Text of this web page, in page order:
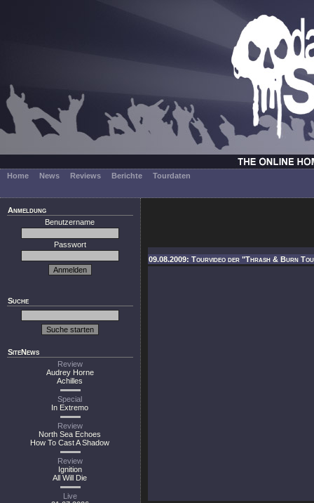
Home News Reviews Berichte Tourdaten
Anmeldung
Benutzername
Passwort
Suche
SiteNews
Review
Audrey Horne
Achilles
Special
In Extremo
Review
North Sea Echoes
How To Cast A Shadow
Review
Ignition
All Will Die
Live
09.08.2009: Tourvideo der "Thrash & Burn